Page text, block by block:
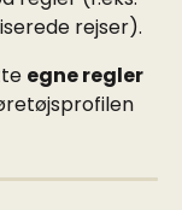
rejser).
egne regler